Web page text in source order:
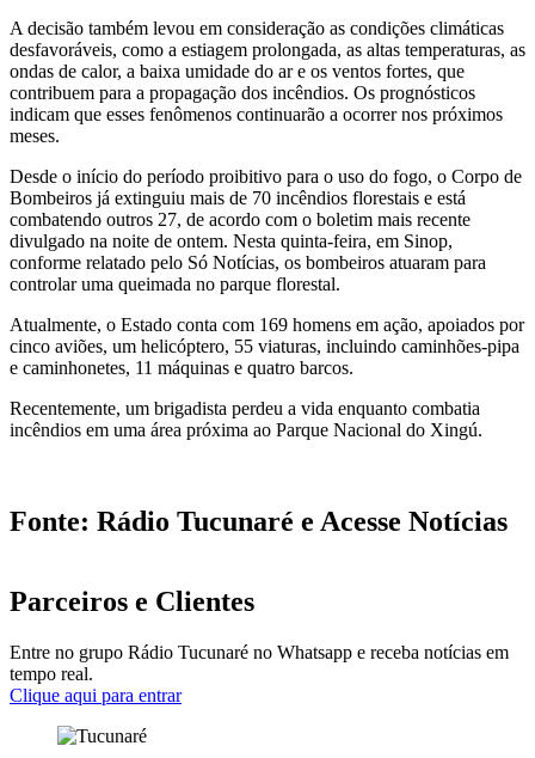
A decisão também levou em consideração as condições climáticas
desfavoráveis, como a estiagem prolongada, as altas temperaturas, as
ondas de calor, a baixa umidade do ar e os ventos fortes, que
contribuem para a propagação dos incêndios. Os prognósticos
indicam que esses fenômenos continuarão a ocorrer nos próximos
meses.
Desde o início do período proibitivo para o uso do fogo, o Corpo de
Bombeiros já extinguiu mais de 70 incêndios florestais e está
combatendo outros 27, de acordo com o boletim mais recente
divulgado na noite de ontem. Nesta quinta-feira, em Sinop,
conforme relatado pelo Só Notícias, os bombeiros atuaram para
controlar uma queimada no parque florestal.
Atualmente, o Estado conta com 169 homens em ação, apoiados por
cinco aviões, um helicóptero, 55 viaturas, incluindo caminhões-pipa
e caminhonetes, 11 máquinas e quatro barcos.
Recentemente, um brigadista perdeu a vida enquanto combatia
incêndios em uma área próxima ao Parque Nacional do Xingú.
Fonte: Rádio Tucunaré e Acesse Notícias
Parceiros e Clientes
Entre no grupo Rádio Tucunaré no Whatsapp e receba notícias em
tempo real.
Clique aqui para entrar